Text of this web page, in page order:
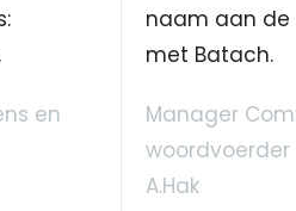
en
naam aan de
met Batach.
Manager
woordvoerder
A.Hak